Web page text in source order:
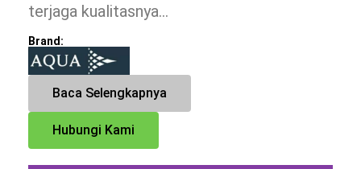
terjaga kualitasnya…
Brand:
Baca Selengkapnya
Hubungi Kami